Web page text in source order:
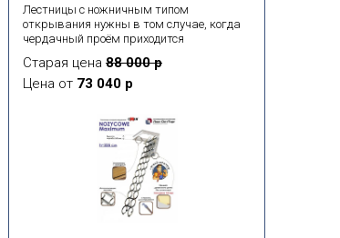
Лестницы с ножничным типом
открывания нужны в том случае, когда
чердачный проём приходится
труднодоступном месте. Этот тип
конструкций экономит пространство и
раздвижная лестница Oman NOZYCOWE,
изготовленная из анодированной стали.
Старая цена 88 000 р
Цена от 73 040 р